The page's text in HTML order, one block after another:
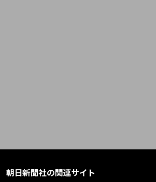
朝日新聞社の関連サイト